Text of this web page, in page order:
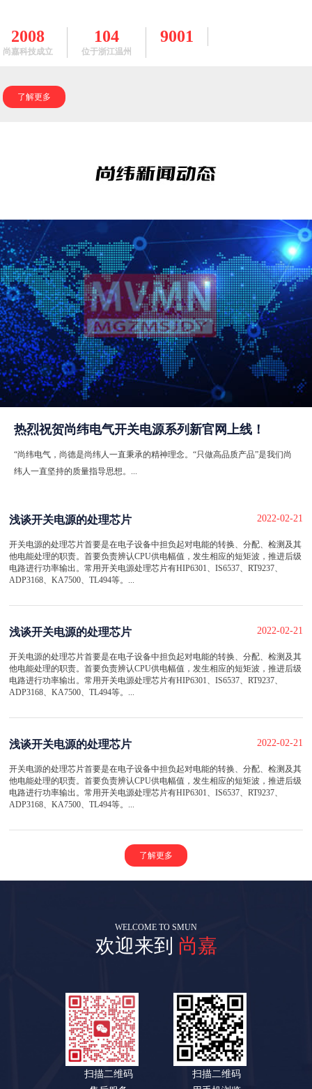
2008
尚嘉科技成立
104
位于浙江温州
9001
了解更多
热烈祝贺尚纬电气开关电源系列新官网上线！
“尚纬电气，尚德是尚纬人一直秉承的精神理念。“只做高品质产品”是我们尚
纬人一直坚持的质量指导思想。...
浅谈开关电源的处理芯片 2022-02-21
开关电源的处理芯片首要是在电子设备中担负起对电能的转换、分配、检测及其
他电能处理的职责。首要负责辨认CPU供电幅值，发生相应的短矩波，推进后级
电路进行功率输出。常用开关电源处理芯片有HIP6301、IS6537、RT9237、
ADP3168、KA7500、TL494等。...
浅谈开关电源的处理芯片 2022-02-21
开关电源的处理芯片首要是在电子设备中担负起对电能的转换、分配、检测及其
他电能处理的职责。首要负责辨认CPU供电幅值，发生相应的短矩波，推进后级
电路进行功率输出。常用开关电源处理芯片有HIP6301、IS6537、RT9237、
ADP3168、KA7500、TL494等。...
浅谈开关电源的处理芯片 2022-02-21
开关电源的处理芯片首要是在电子设备中担负起对电能的转换、分配、检测及其
他电能处理的职责。首要负责辨认CPU供电幅值，发生相应的短矩波，推进后级
电路进行功率输出。常用开关电源处理芯片有HIP6301、IS6537、RT9237、
ADP3168、KA7500、TL494等。...
了解更多
WELCOME TO SMUN
欢迎来到 尚嘉
扫描二维码
扫描二维码